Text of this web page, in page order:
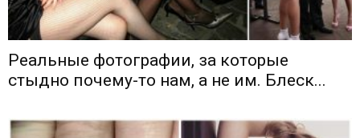
Реальные фотографии, за которые
стыдно почему-то нам, а не им. Блеск...